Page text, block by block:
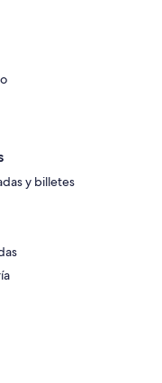
y billetes